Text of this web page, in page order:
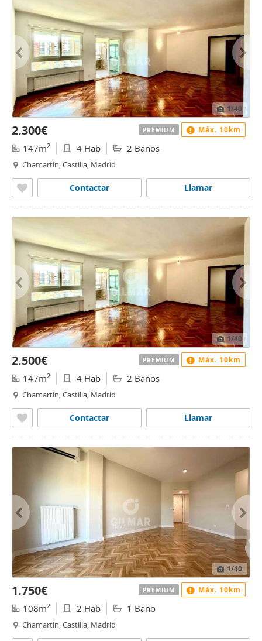
1/40
2.300€
147m2 4 Hab 2 Baños
Chamartín, Castilla, Madrid
Llamar
Contactar
PREMIUM Máx. 10km
1/40
2.500€
147m2 4 Hab 2 Baños
Chamartín, Castilla, Madrid
Llamar
Contactar
PREMIUM Máx. 10km
1/40
1.750€
108m2 2 Hab 1 Baño
Chamartín, Castilla, Madrid
PREMIUM Máx. 10km